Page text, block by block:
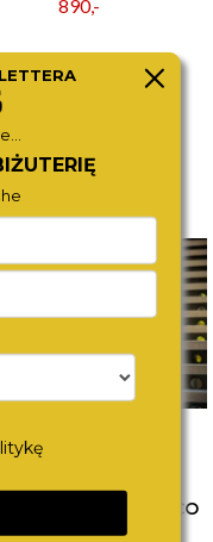
890,-
PIERWSZEGO
DLA DZIECKA. CO
POD UWAGĘ?